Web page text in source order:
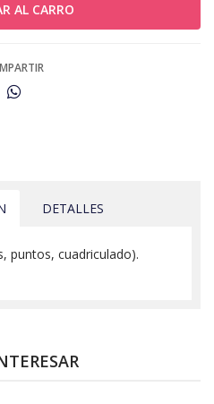
DETALLES
puntos, cuadriculado).